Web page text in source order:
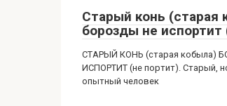
Старый конь (старая
борозды не испортит
СТАРЫЙ КОНЬ (старая кобыла)
ИСПОРТИТ (не портит). Старый,
опытный человек